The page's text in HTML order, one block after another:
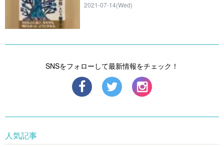
2021-07-14(Wed)
SNSをフォローして最新情報をチェック！
人気記事